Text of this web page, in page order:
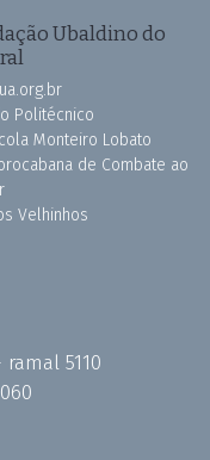
Ubaldino do
Politécnico
Monteiro Lobato
de Combate ao
Velhinhos
ramal 5110